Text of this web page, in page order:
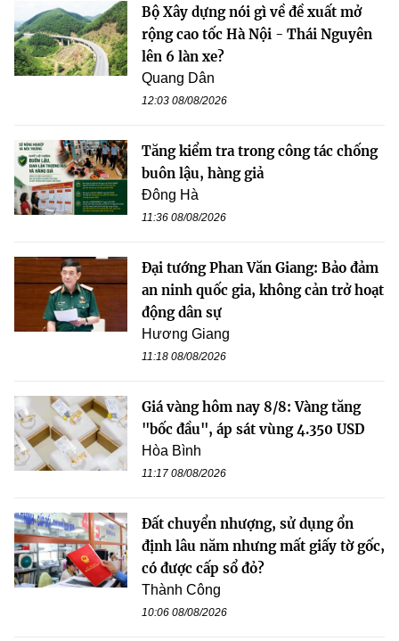
Bộ Xây dựng nói gì về đề xuất mở
rộng cao tốc Hà Nội - Thái Nguyên
lên 6 làn xe?
Quang Dân
12:03 08/08/2026
Tăng kiểm tra trong công tác chống
buôn lậu, hàng giả
Đông Hà
11:36 08/08/2026
Đại tướng Phan Văn Giang: Bảo đảm
an ninh quốc gia, không cản trở hoạt
động dân sự
Hương Giang
11:18 08/08/2026
Giá vàng hôm nay 8/8: Vàng tăng
"bốc đầu", áp sát vùng 4.350 USD
Hòa Bình
11:17 08/08/2026
Đất chuyển nhượng, sử dụng ổn
định lâu năm nhưng mất giấy tờ gốc,
có được cấp sổ đỏ?
Thành Công
10:06 08/08/2026